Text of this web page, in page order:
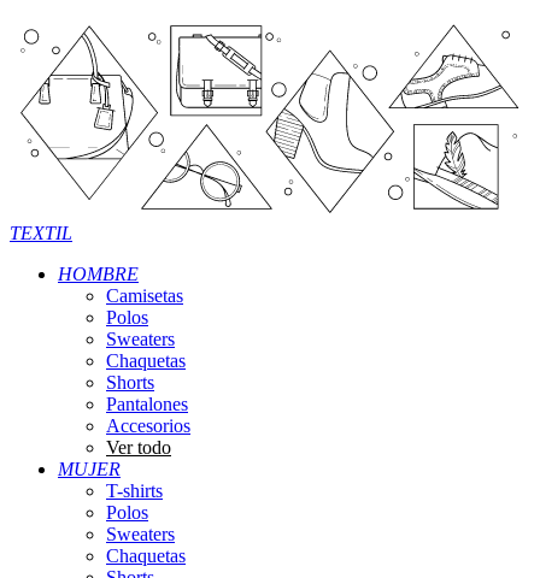
TEXTIL
HOMBRE
Camisetas
Polos
Sweaters
Chaquetas
Shorts
Pantalones
Accesorios
Ver todo
MUJER
T-shirts
Polos
Sweaters
Chaquetas